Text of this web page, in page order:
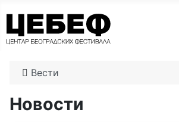
Вести
Новости